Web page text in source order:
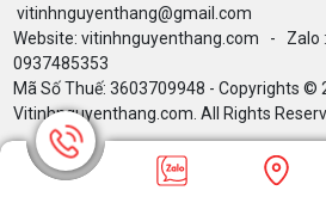
Bảng giá Cài
Mềm Vi Tính
vitinhnguyenthang@gmail.com
Website: vitinhnguyenthang.com - Zalo :
0937485353
Mã Số Thuế: 3603709948 - Copyrights ©
Vitinhnguyenthang.com. All Rights